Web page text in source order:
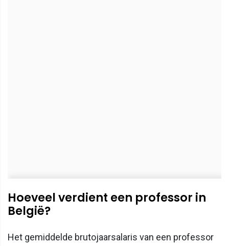
Hoeveel verdient een professor in
België?
Het gemiddelde brutojaarsalaris van een professor